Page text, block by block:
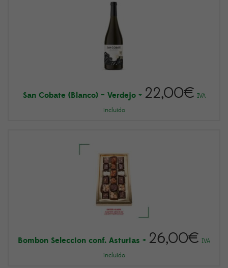
San Cobate (Blanco) – Verdejo+ 22,00€ IVA
incluido
Bombon Seleccion conf. Asturias + 26,00€ IVA
incluido